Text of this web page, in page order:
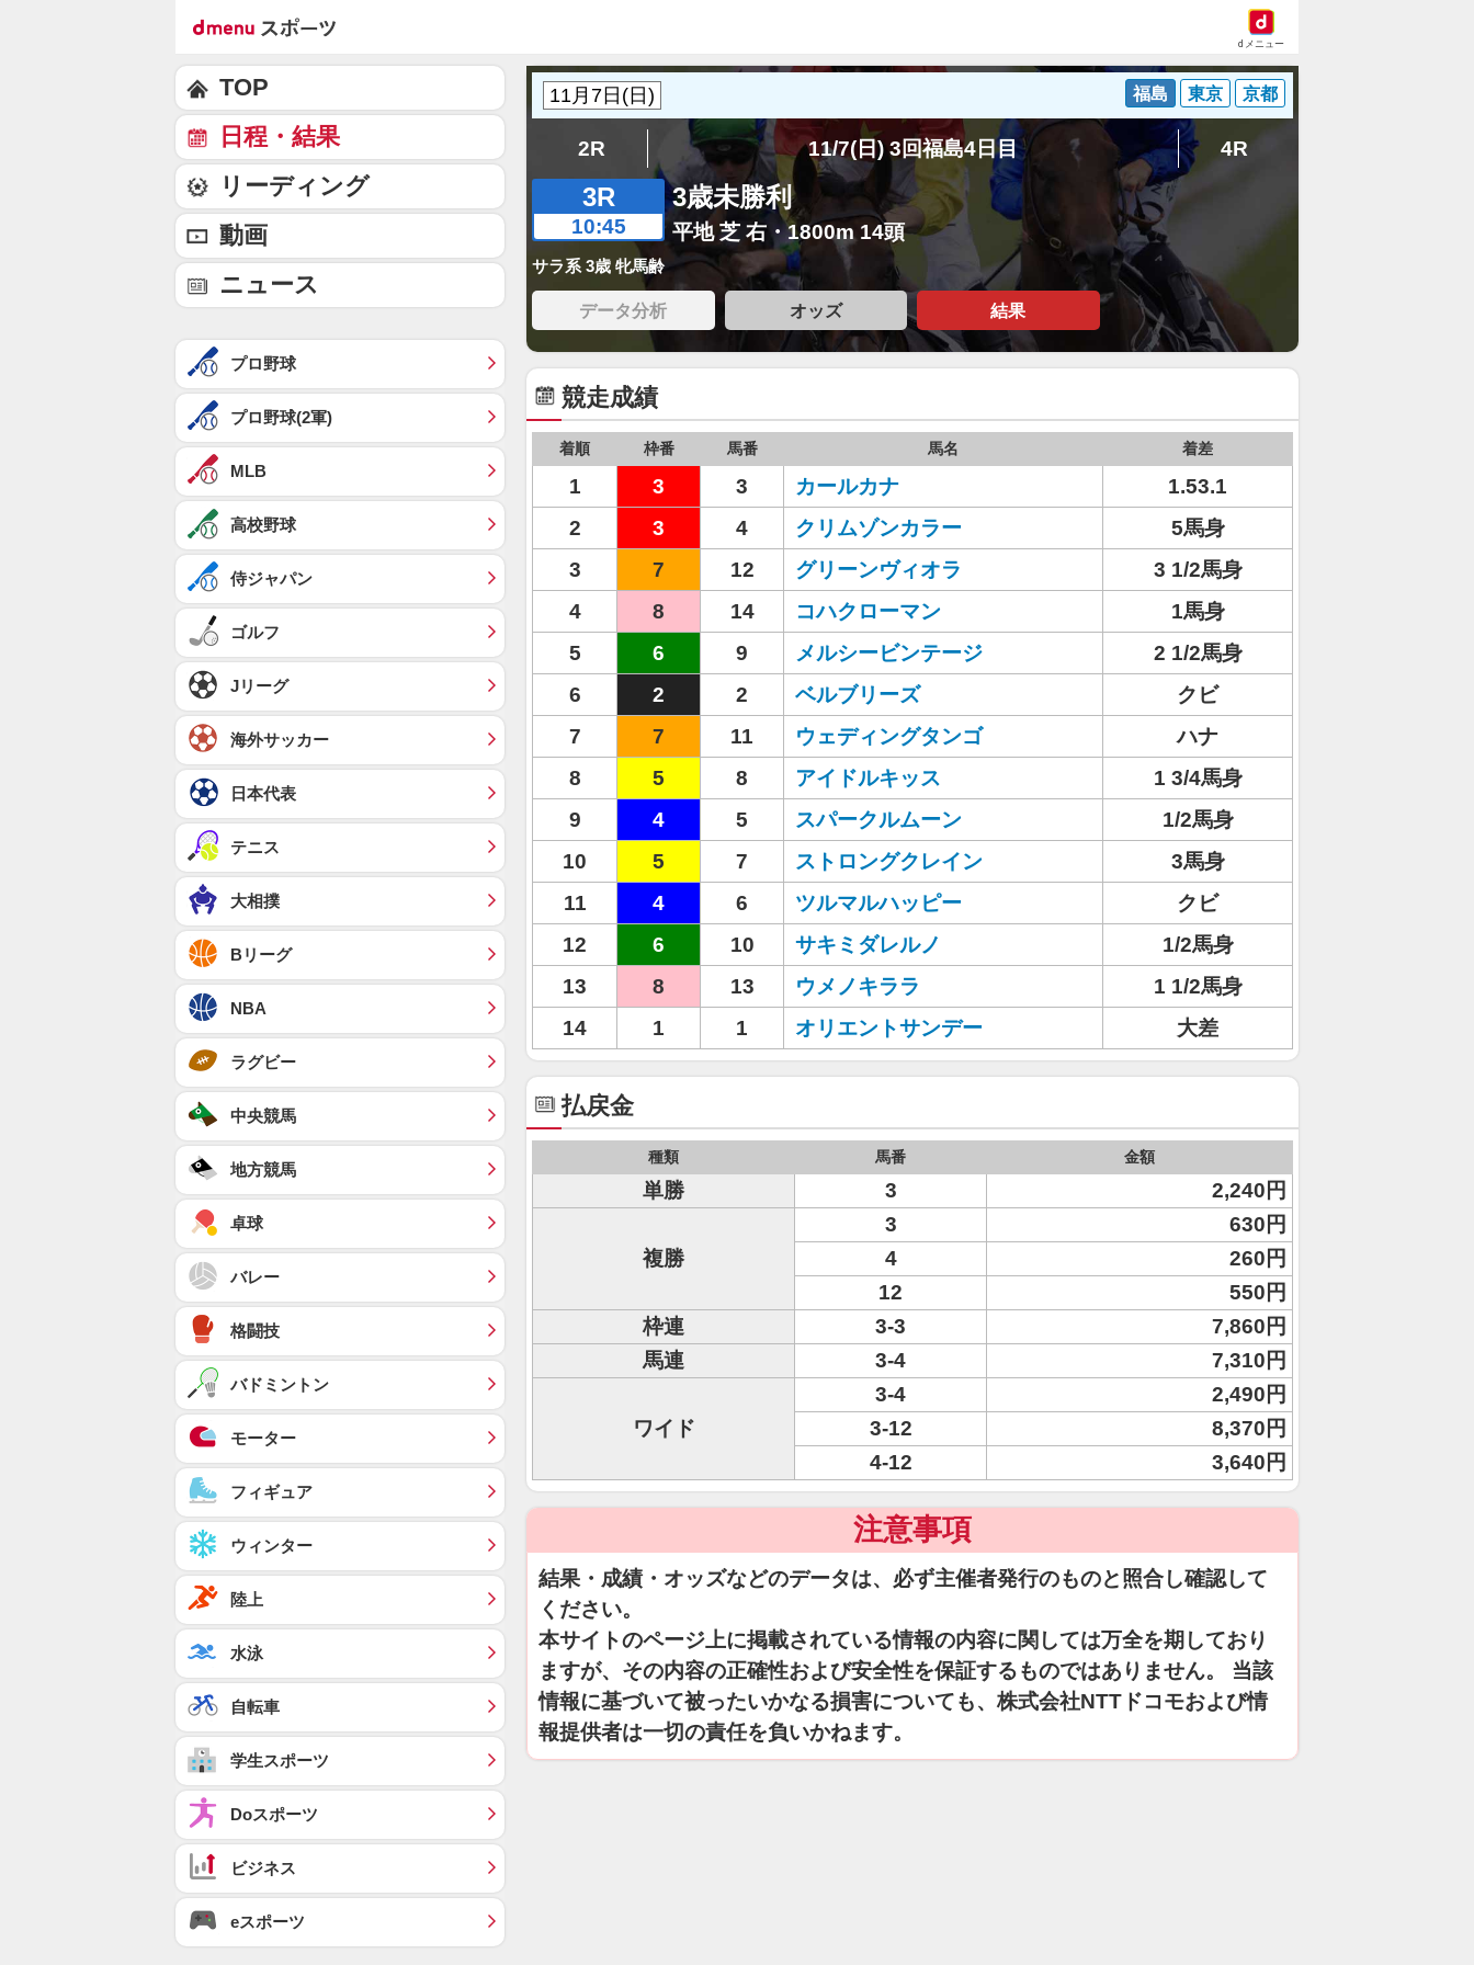
dメニュー
福島 東京 京都
2R 11/7(日) 3回福島4日目 4R
3R
10:45
3歳未勝利
平地 芝 右・1800m 14頭
サラ系 3歳 牝馬齢
データ分析 オッズ 結果
競走成績
着順 枠番 馬番 馬名 着差
1 3 3 カールカナ
1.53.1
2
3 4 クリムゾンカラー
5馬身
3
7 12 グリーンヴィオラ
3 1/2馬身
4
8 14 コハクローマン
1馬身
5
6 9 メルシービンテージ
2 1/2馬身
6
2 2 ベルブリーズ
クビ
7
7 11 ウェディングタンゴ
ハナ
8
5 8 アイドルキッス
1 3/4馬身
9
4 5 スパークルムーン
1/2馬身
10
5 7 ストロングクレイン
3馬身
11
4 6 ツルマルハッピー
クビ
12
6 10 サキミダレルノ
1/2馬身
13
8 13 ウメノキララ
1 1/2馬身
14
1 1 オリエントサンデー 大差
払戻金
種類 馬番 金額
単勝 3 2,240円
複勝
3
630円
4
260円
12
550円
枠連
3-3
7,860円
馬連
3-4 7,310円
ワイド
3-4
2,490円
3-12
8,370円
4-12
3,640円
注意事項
結果・成績・オッズなどのデータは、必ず主催者発行のものと照合し確認して
ください。
本サイトのページ上に掲載されている情報の内容に関しては万全を期しており
ますが、その内容の正確性および安全性を保証するものではありません。 当該
情報に基づいて被ったいかなる損害についても、株式会社NTTドコモおよび情
報提供者は一切の責任を負いかねます。
TOP
日程・結果
リーディング
動画
ニュース
プロ野球
プロ野球(2軍)
MLB
高校野球
侍ジャパン
ゴルフ
Jリーグ
海外サッカー
日本代表
テニス
大相撲
Bリーグ
NBA
ラグビー
中央競馬
地方競馬
卓球
バレー
格闘技
バドミントン
モーター
フィギュア
ウィンター
陸上
水泳
自転車
学生スポーツ
Doスポーツ
ビジネス
eスポーツ